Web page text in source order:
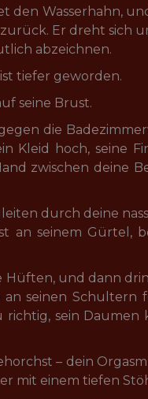
den Wasserhahn,
Er dreht sich
abzeichnen.
tiefer geworden.
seine Brust.
die
Kleid hoch, seine
zwischen deine
durch deine
an seinem Gürtel,
Hüften, und dann
seinen Schultern
sein Daumen
– dein
mit einem tiefen